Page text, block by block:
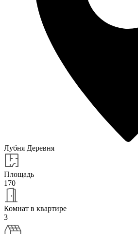
Лубня Деревня
Площадь
170
Комнат в квартире
3